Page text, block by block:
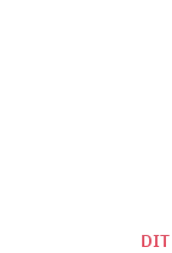
DIT